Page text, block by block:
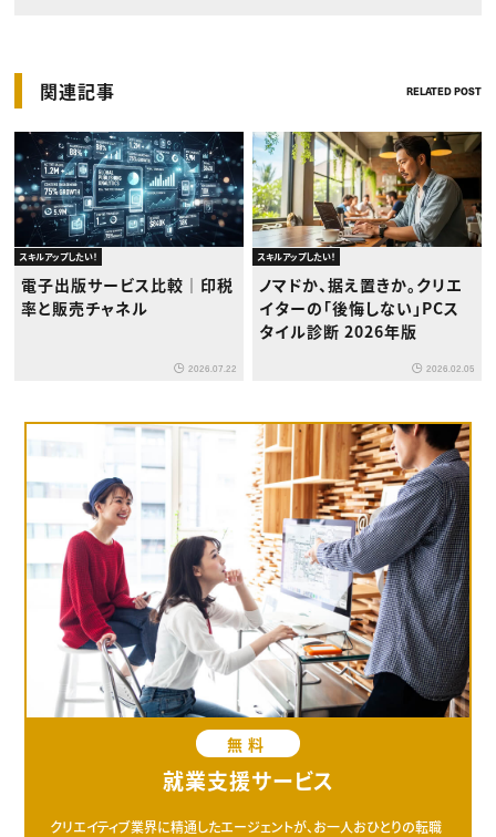
関連記事 RELATED POST
スキルアップしたい！
電子出版サービス比較｜印税
率と販売チャネル
2026.07.22
スキルアップしたい！
ノマドか、据え置きか。クリエ
イターの「後悔しない」PCス
タイル診断 2026年版
2026.02.05
無料
就業支援サービス
クリエイティブ業界に精通したエージェントが、お一人おひとりの転職